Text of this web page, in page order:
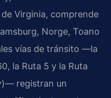
Virginia, comprende
Norge, Toano
vías de tránsito —la
la Ruta 5 y la Ruta
registran un